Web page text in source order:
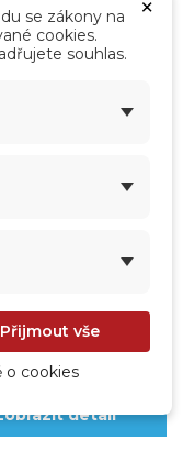
Sahara -
písku pro
Kč
Kč bez DPH
na naskladnění
detail
se zákony na
cookies.
souhlas.
Přijmout vše
o cookies